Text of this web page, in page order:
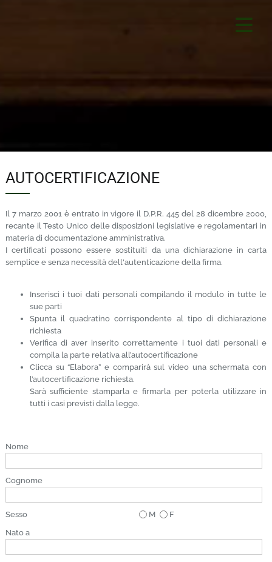
AUTOCERTIFICAZIONE
Il 7 marzo 2001 è entrato in vigore il D.P.R. 445 del 28 dicembre 2000,
recante il Testo Unico delle disposizioni legislative e regolamentari in
materia di documentazione amministrativa.
I certificati possono essere sostituiti da una dichiarazione in carta
semplice e senza necessità dell'autenticazione della firma.
Inserisci i tuoi dati personali compilando il modulo in tutte le
sue parti
Spunta il quadratino corrispondente al tipo di dichiarazione
richiesta
Verifica di aver inserito correttamente i tuoi dati personali e
compila la parte relativa all’autocertificazione
Clicca su “Elabora” e comparirà sul video una schermata con
l’autocertificazione richiesta.
Sarà sufficiente stamparla e firmarla per poterla utilizzare in
tutti i casi previsti dalla legge.
Nome
Cognome
Sesso M
F
Nato a